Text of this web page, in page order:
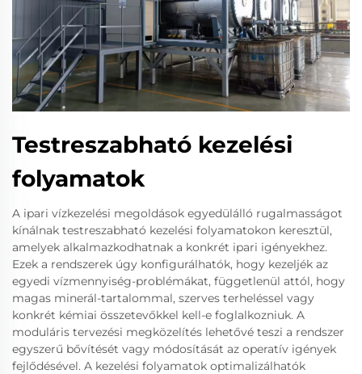
Testreszabható kezelési
folyamatok
A ipari vízkezelési megoldások egyedülálló rugalmasságot
kínálnak testreszabható kezelési folyamatokon keresztül,
amelyek alkalmazkodhatnak a konkrét ipari igényekhez.
Ezek a rendszerek úgy konfigurálhatók, hogy kezeljék az
egyedi vízmennyiség-problémákat, függetlenül attól, hogy
magas minerál-tartalommal, szerves terheléssel vagy
konkrét kémiai összetevőkkel kell-e foglalkozniuk. A
moduláris tervezési megközelítés lehetővé teszi a rendszer
egyszerű bővítését vagy módosítását az operatív igények
fejlődésével. A kezelési folyamatok optimalizálhatók